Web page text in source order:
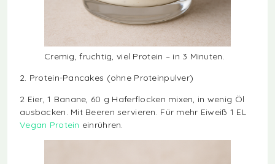
Cremig, fruchtig, viel Protein – in 3 Minuten.
2. Protein-Pancakes (ohne Proteinpulver)
2 Eier, 1 Banane, 60 g Haferflocken mixen, in wenig Öl
ausbacken. Mit Beeren servieren. Für mehr Eiweiß 1 EL
Vegan Protein einrühren.